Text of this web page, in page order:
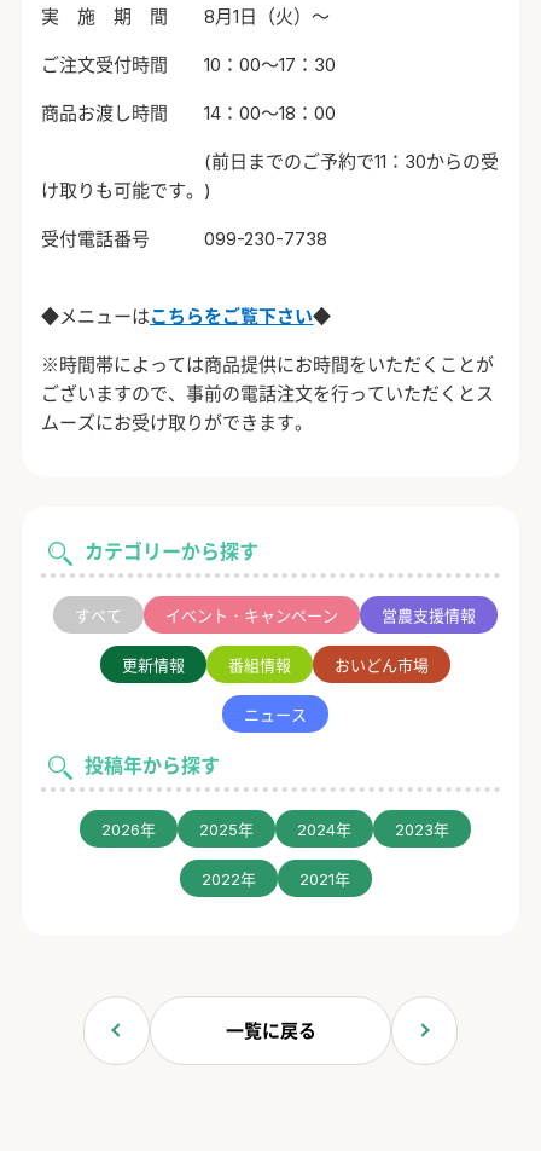
カテゴリーから探す
すべて イベント・キャンペーン 営農支援情報
更新情報 番組情報 おいどん市場
ニュース
投稿年から探す
2026年 2025年 2024年 2023年
2022年 2021年
実 施 期 間 8月1日（火）～
ご注文受付時間 10：00～17：30
商品お渡し時間 14：00～18：00
(前日までのご予約で11：30からの受
け取りも可能です。)
受付電話番号 099-230-7738
◆メニューはこちらをご覧下さい◆
※時間帯によっては商品提供にお時間をいただくことが
ございますので、事前の電話注文を行っていただくとス
ムーズにお受け取りができます。
一覧に戻る